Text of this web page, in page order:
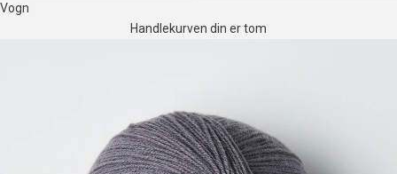
Vogn
Handlekurven din er tom